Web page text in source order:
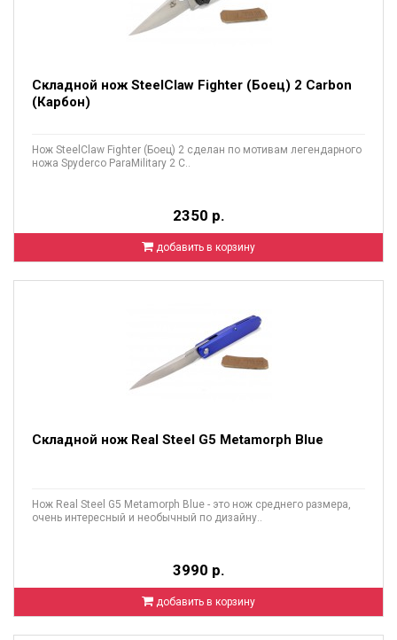
Складной нож SteelClaw Fighter (Боец) 2 Carbon
(Карбон)
Нож SteelClaw Fighter (Боец) 2 сделан по мотивам легендарного
ножа Spyderco ParaMilitary 2 С..
2350 р.
добавить в корзину
Складной нож Real Steel G5 Metamorph Blue
Нож Real Steel G5 Metamorph Blue - это нож среднего размера,
очень интересный и необычный по дизайну..
3990 р.
добавить в корзину